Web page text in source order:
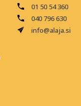
01 50 54 360
040 796 630
info@alaja.si